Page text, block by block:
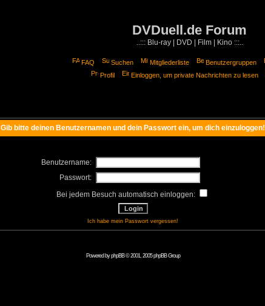
DVDuell.de Forum
..::: Blu-ray | DVD | Film | Kino :::..
FAQ Suchen Mitgliederliste Benutzergruppen
Profil
Einloggen, um private Nachrichten zu lesen
Gib bitte deinen Benutzernamen und dein Passwort ein, um dich einzuloggen!
Benutzername:
Passwort:
Bei jedem Besuch automatisch einloggen:
Ich habe mein Passwort vergessen!
Powered byphpBB© 2001, 2005 phpBB Group